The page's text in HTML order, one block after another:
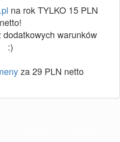
na rok TYLKO 15 PLN
netto!
warunków
:)
za 29 PLN netto